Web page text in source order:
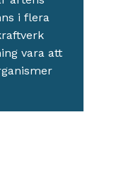
i flera
vara att